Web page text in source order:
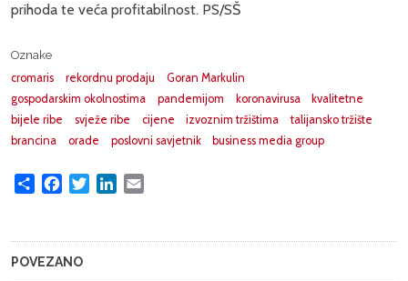
prihoda te veća profitabilnost. PS/SŠ
Oznake
cromaris
rekordnu prodaju
Goran Markulin
gospodarskim okolnostima
pandemijom koronavirusa
kvalitetne
bijele ribe
svježe ribe cijene izvoznim tržištima
talijansko tržište
brancina
orade poslovni savjetnik business media group
Share FacebookTwitterLinkedIn
POVEZANO